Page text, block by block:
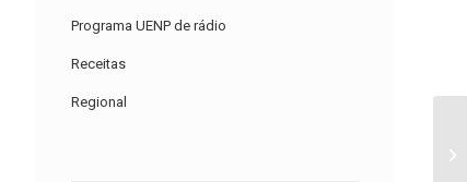
Programa UENP de rádio
Receitas
Regional